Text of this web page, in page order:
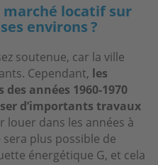
locatif sur
environs ?
soutenue, car la ville
Cependant, les
années 1960-1970
d’importants travaux
louer dans les années à
plus possible de
énergétique G, et cela